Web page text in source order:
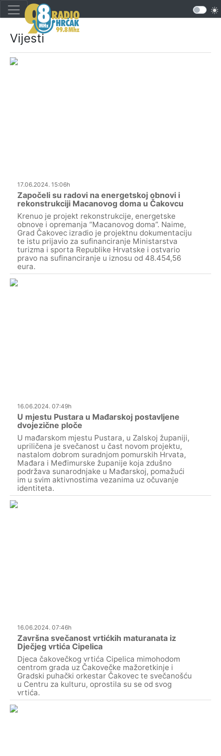
Vijesti
17.06.2024. 15:06h
Započeli su radovi na energetskoj obnovi i
rekonstrukciji Macanovog doma u Čakovcu
Krenuo je projekt rekonstrukcije, energetske
obnove i opremanja “Macanovog doma”. Naime,
Grad Čakovec izradio je projektnu dokumentaciju
te istu prijavio za sufinanciranje Ministarstva
turizma i sporta Republike Hrvatske i ostvario
pravo na sufinanciranje u iznosu od 48.454,56
eura.
16.06.2024. 07:49h
U mjestu Pustara u Mađarskoj postavljene
dvojezične ploče
U mađarskom mjestu Pustara, u Zalskoj županiji,
upriličena je svečanost u čast novom projektu,
nastalom dobrom suradnjom pomurskih Hrvata,
Mađara i Međimurske županije koja zdušno
podržava sunarodnjake u Mađarskoj, pomažući
im u svim aktivnostima vezanima uz očuvanje
identiteta.
16.06.2024. 07:46h
Završna svečanost vrtićkih maturanata iz
Dječjeg vrtića Cipelica
Djeca čakovečkog vrtića Cipelica mimohodom
centrom grada uz Čakovečke mažoretkinje i
Gradski puhački orkestar Čakovec te svečanošću
u Centru za kulturu, oprostila su se od svog
vrtića.